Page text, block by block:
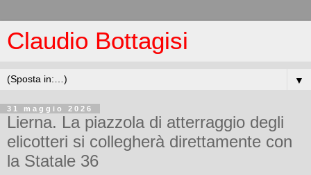
Claudio Bottagisi
▼
31 maggio 2026
Lierna. La piazzola di atterraggio degli
elicotteri si collegherà direttamente con
la Statale 36